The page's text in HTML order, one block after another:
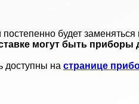
будет
могут быть приборы
доступны на странице